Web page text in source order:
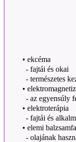
• ekcéma
- fajtái és okai
- természetes
•
- az egyensúly
• elektroterápia
- fajtái és
• elemi balzsamfa
- olajának